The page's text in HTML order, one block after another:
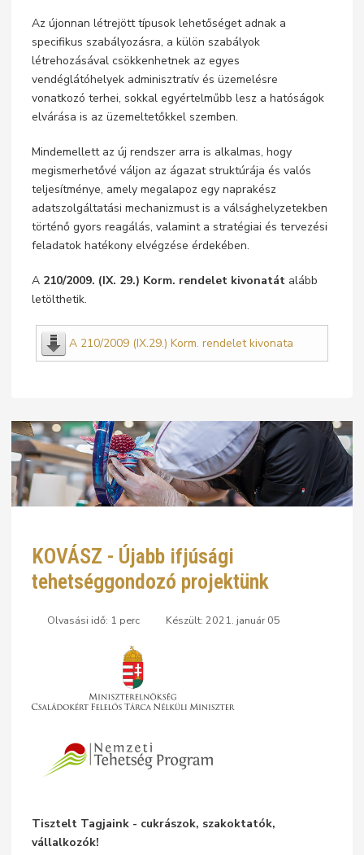
Az újonnan létrejött típusok lehetőséget adnak a
specifikus szabályozásra, a külön szabályok
létrehozásával csökkenhetnek az egyes
vendéglátóhelyek adminisztratív és üzemelésre
vonatkozó terhei, sokkal egyértelműbb lesz a hatóságok
elvárása is az üzemeltetőkkel szemben.
Mindemellett az új rendszer arra is alkalmas, hogy
megismerhetővé váljon az ágazat struktúrája és valós
teljesítménye, amely megalapoz egy naprakész
adatszolgáltatási mechanizmust is a válsághelyzetekben
történő gyors reagálás, valamint a stratégiai és tervezési
feladatok hatékony elvégzése érdekében.
A 210/2009. (IX. 29.) Korm. rendelet kivonatát alább
letölthetik.
A 210/2009 (IX.29.) Korm. rendelet kivonata
KOVÁSZ - Újabb ifjúsági
tehetséggondozó projektünk
Olvasási idő: 1 perc Készült: 2021. január 05
Tisztelt Tagjaink - cukrászok, szakoktatók,
vállalkozók!